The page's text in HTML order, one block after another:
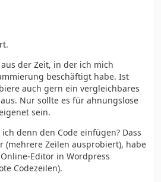
der Zeit, in der ich mich
beschäftigt habe. Ist
auch gern ein vergleichbares
Nur sollte es für ahnungslose
sein.
denn den Code einfügen? Dass
(mehrere Zeilen ausprobiert), habe
Editor in Wordpress
Codezeilen).